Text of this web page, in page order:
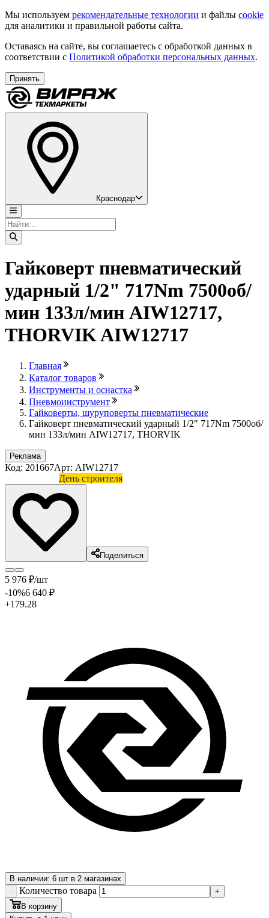
Мы используем рекомендательные технологии и файлы cookie
для аналитики и правильной работы сайта.
Оставаясь на сайте, вы соглашаетесь с обработкой данных в
соответствии с Политикой обработки персональных данных.
Принять
Краснодар
Гайковерт пневматический
ударный 1/2" 717Nm 7500об/
мин 133л/мин AIW12717,
THORVIK AIW12717
Главная
Каталог товаров
Инструменты и оснастка
Пневмоинструмент
Гайковерты, шуруповерты пневматические
Гайковерт пневматический ударный 1/2" 717Nm 7500об/
мин 133л/мин AIW12717, THORVIK
Реклама
Код: 201667Арт: AIW12717
День строителя
Поделиться
5 976 ₽/шт
-10%6 640 ₽
+179.28
В наличии: 6 шт в 2 магазинах
-
Количество товара
+
В корзину